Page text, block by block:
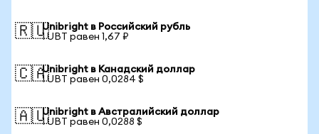
🇷🇺Unibright в Российский рубль
1 UBT равен 1,67 ₽
🇨🇦Unibright в Канадский доллар
1 UBT равен 0,0284 $
🇦🇺Unibright в Австралийский доллар
1 UBT равен 0,0288 $